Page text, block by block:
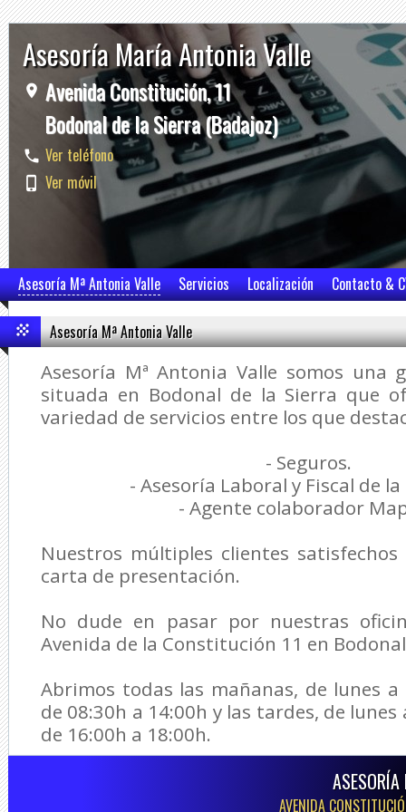
Asesoría María Antonia Valle
Avenida Constitución, 11
Bodonal de la Sierra (Badajoz)
Ver teléfono
Ver móvil
Asesoría Mª Antonia Valle Servicios Localización Contacto &
Asesoría Mª Antonia Valle
Asesoría Mª Antonia Valle somos una
situada en Bodonal de la Sierra que
variedad de servicios entre los que
- Seguros.
- Asesoría Laboral y Fiscal de
- Agente colaborador
Nuestros múltiples clientes
carta de presentación.
No dude en pasar por nuestras
Avenida de la Constitución 11 en
Abrimos todas las mañanas, de lunes
de 08:30h a 14:00h y las tardes, de
de 16:00h a 18:00h.
AVENIDA